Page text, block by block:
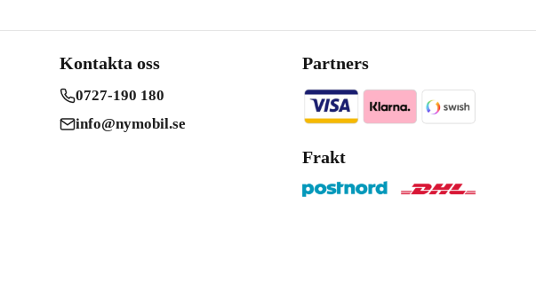
Kontakta oss
0727-190 180
info@nymobil.se
Partners
Frakt